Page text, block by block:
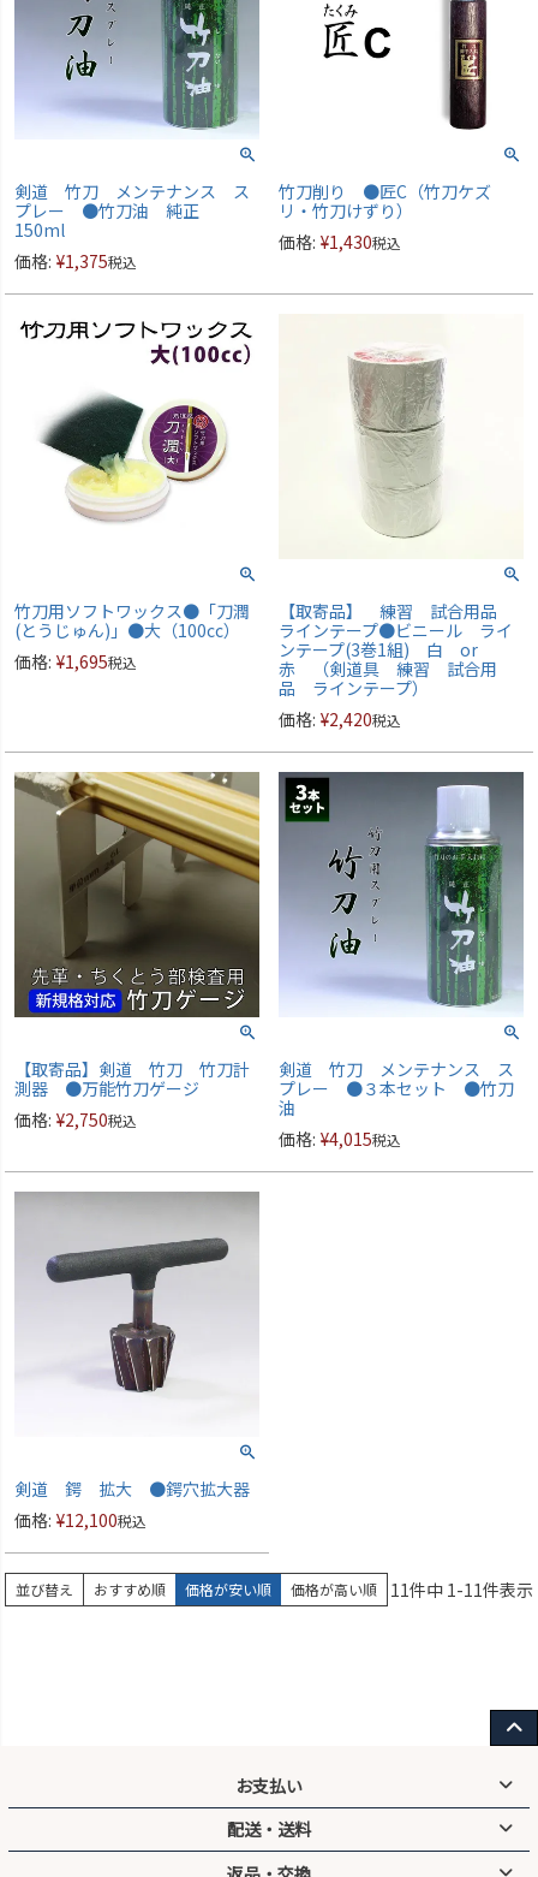
剣道 竹刀 メンテナンス ス
プレー ●竹刀油 純正
150ml
価格: ¥1,375税込
竹刀削り ●匠C（竹刀ケズ
リ・竹刀けずり）
価格: ¥1,430税込
竹刀用ソフトワックス●「刀潤
(とうじゅん)」●大（100cc）
価格: ¥1,695税込
【取寄品】 練習 試合用品
ラインテープ●ビニール ライ
ンテープ(3巻1組) 白 or
赤 （剣道具 練習 試合用
品 ラインテープ）
価格: ¥2,420税込
【取寄品】剣道 竹刀 竹刀計
測器 ●万能竹刀ゲージ
価格: ¥2,750税込
剣道 竹刀 メンテナンス ス
プレー ●３本セット ●竹刀
油
価格: ¥4,015税込
剣道 鍔 拡大 ●鍔穴拡大器
価格: ¥12,100税込
並び替え おすすめ順 価格が安い順 価格が高い順 11件中 1-11件表示
お支払い
クレジットカード／代引／銀行振込／コンビニ前払い／後払い／
PayPay／キャリア決済
配送・送料